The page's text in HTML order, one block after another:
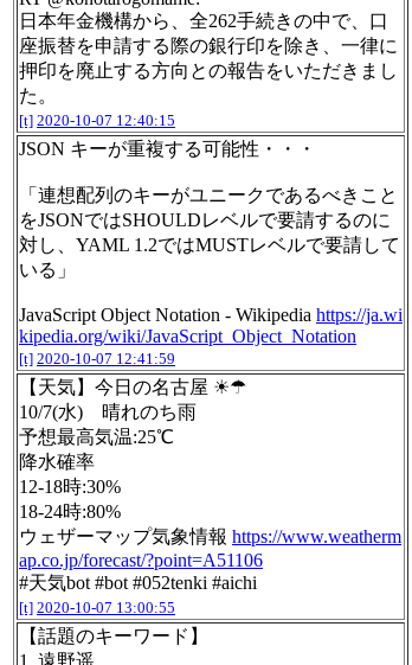
日本年金機構から、全262手続きの中で、口
座振替を申請する際の銀行印を除き、一律に
押印を廃止する方向との報告をいただきまし
た。
[t] 2020-10-07 12:40:15
JSON キーが重複する可能性・・・
「連想配列のキーがユニークであるべきこと
をJSONではSHOULDレベルで要請するのに
対し、YAML 1.2ではMUSTレベルで要請して
いる」
JavaScript Object Notation - Wikipedia https://ja.wi
kipedia.org/wiki/JavaScript_Object_Notation
[t] 2020-10-07 12:41:59
【天気】今日の名古屋 ☀☂
10/7(水) 晴れのち雨
予想最高気温:25℃
降水確率
12-18時:30%
18-24時:80%
ウェザーマップ気象情報 https://www.weatherm
ap.co.jp/forecast/?point=A51106
#天気bot #bot #052tenki #aichi
[t] 2020-10-07 13:00:55
【話題のキーワード】